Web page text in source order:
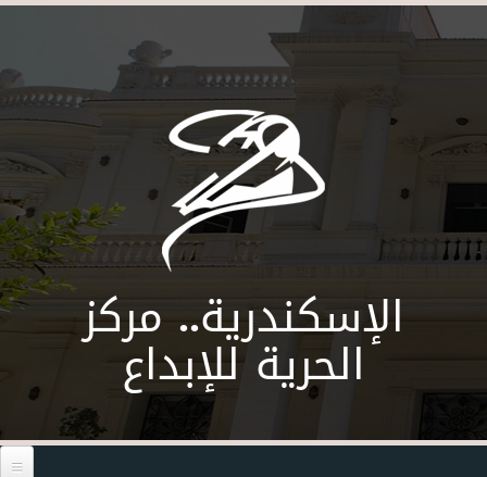
Skip to main content
الإسكندرية.. مركز
الحرية للإبداع